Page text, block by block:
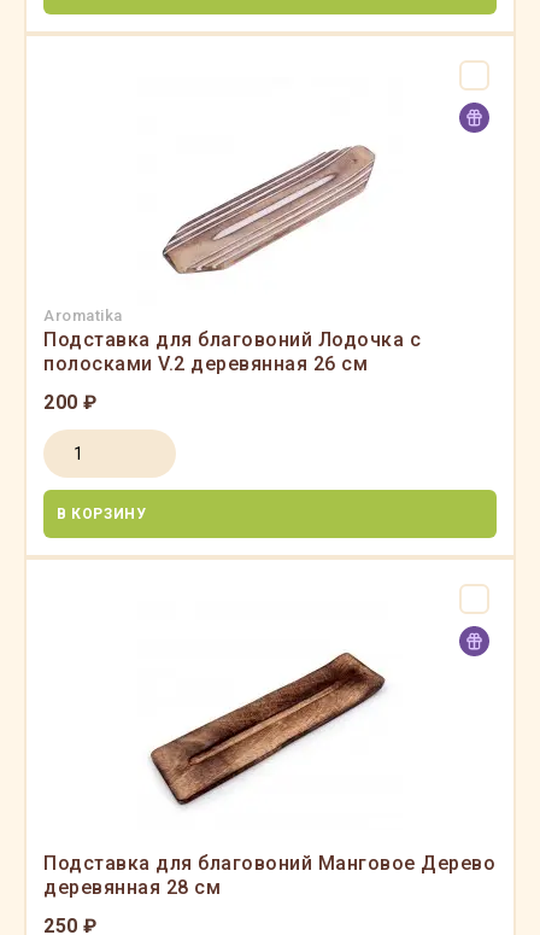
Aromatika
Подставка для благовоний Лодочка с
полосками V.2 деревянная 26 см
200 ₽
В КОРЗИНУ
Подставка для благовоний Манговое Дерево
деревянная 28 см
250 ₽